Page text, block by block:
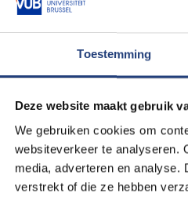
Toestemming
Deze website maakt gebruik
We gebruiken cookies om
websiteverkeer te analyseren.
media, adverteren en analyse.
verstrekt of die ze hebben
URL
De
Bv.